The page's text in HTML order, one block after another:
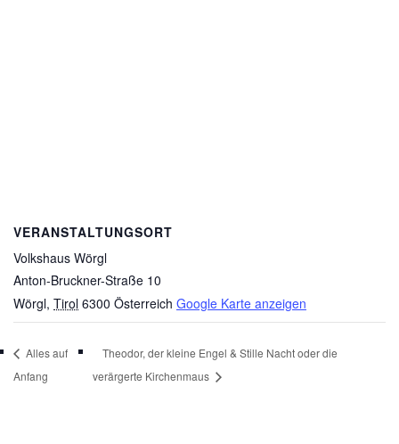
VERANSTALTUNGSORT
Volkshaus Wörgl
Anton-Bruckner-Straße 10
Wörgl, Tirol 6300 Österreich Google Karte anzeigen
Alles auf
Anfang
Theodor, der kleine Engel & Stille Nacht oder die
verärgerte Kirchenmaus